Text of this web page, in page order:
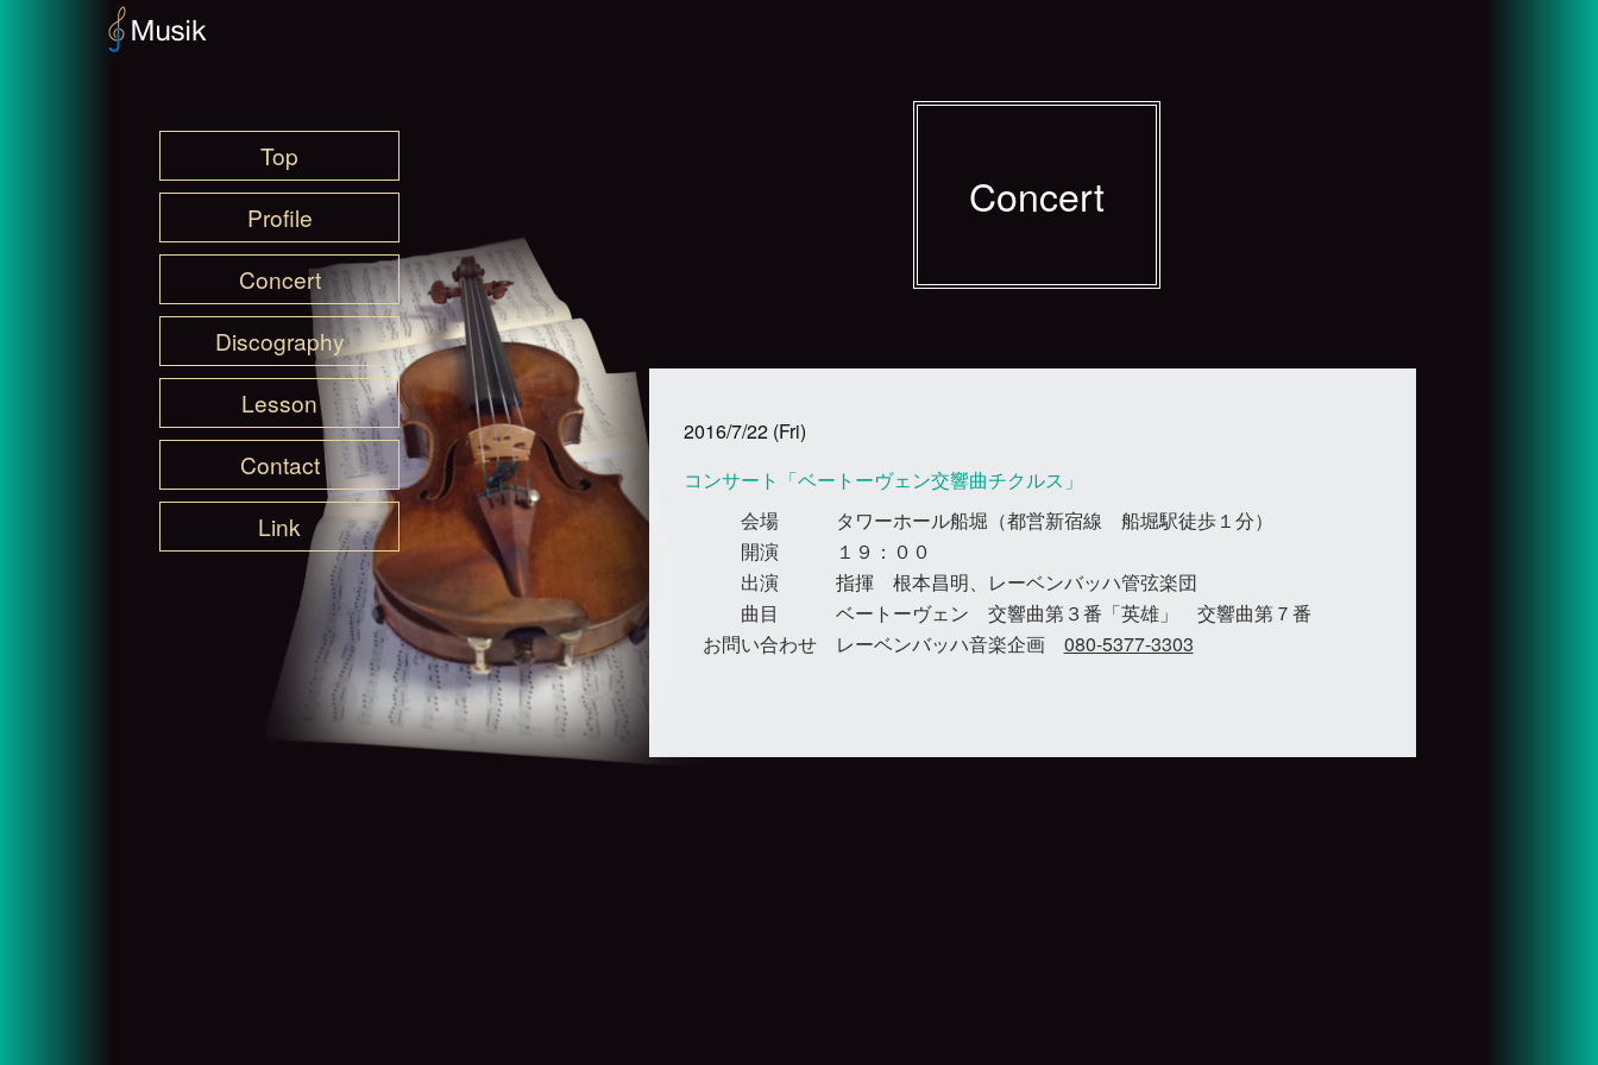
Concert
Top
Profile
Concert
Discography
Lesson
Contact
Link
2016/7/22 (Fri)
コンサート「ベートーヴェン交響曲チクルス」
会場
タワーホール船堀（都営新宿線 船堀駅徒歩１分）
開演
１９：００
出演
指揮 根本昌明、レーベンバッハ管弦楽団
曲目
ベートーヴェン 交響曲第３番「英雄」 交響曲第７番
お問い合わせ
レーベンバッハ音楽企画 080-5377-3303